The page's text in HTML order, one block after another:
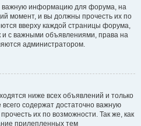
важную информацию для форума, на
момент, и вы должны прочесть их по
вверху каждой страницы форума,
и с важными объявлениями, права на
администратором.
ниже всех объявлений и только
содержат достаточно важную
их по возможности. Так же, как
прилепленных тем